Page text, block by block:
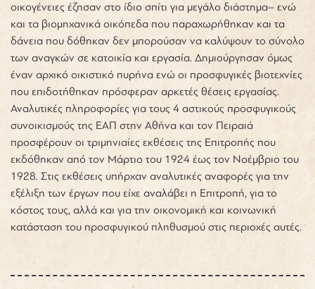
οικογένειες έζησαν στο ίδιο σπίτι για μεγάλο διάστημα– ενώ
και τα βιομηχανικά οικόπεδα που παραχωρήθηκαν και τα
δάνεια που δόθηκαν δεν μπορούσαν να καλύψουν το σύνολο
των αναγκών σε κατοικία και εργασία. Δημιούργησαν όμως
έναν αρχικό οικιστικό πυρήνα ενώ οι προσφυγικές βιοτεχνίες
που επιδοτήθηκαν πρόσφεραν αρκετές θέσεις εργασίας.
Αναλυτικές πληροφορίες για τους 4 αστικούς προσφυγικούς
συνοικισμούς της ΕΑΠ στην Αθήνα και τον Πειραιά
προσφέρουν οι τριμηνιαίες εκθέσεις της Επιτροπής που
εκδόθηκαν από τον Μάρτιο του 1924 έως τον Νοέμβριο του
1928. Στις εκθέσεις υπήρχαν αναλυτικές αναφορές για την
εξέλιξη των έργων που είχε αναλάβει η Επιτροπή, για το
κόστος τους, αλλά και για την οικονομική και κοινωνική
κατάσταση του προσφυγικού πληθυσμού στις περιοχές αυτές.